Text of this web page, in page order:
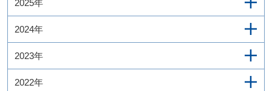
2025年
2024年
2023年
2022年